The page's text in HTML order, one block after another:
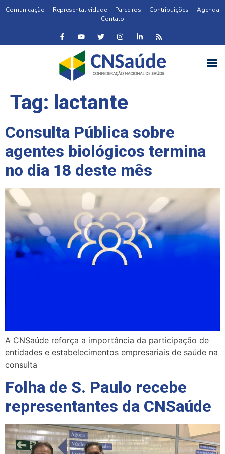
Comunicação Representatividade Parceiros Contribuições
Agenda
Contato
Tag: lactante
Consulta Pública sobre
agentes biológicos termina
no dia 18 deste mês
A CNSaúde reforça a importância da participação de
entidades e estabelecimentos empresariais de saúde na
consulta
Folha de S. Paulo recebe
representantes da CNSaúde